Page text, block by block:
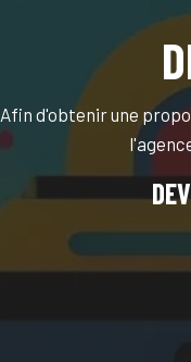
Afin d'obtenir une